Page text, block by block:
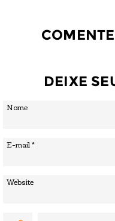
DEIXE